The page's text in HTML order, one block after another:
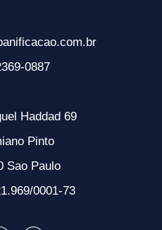
0887
Haddad 69
Pinto
Sao Paulo
0001-73